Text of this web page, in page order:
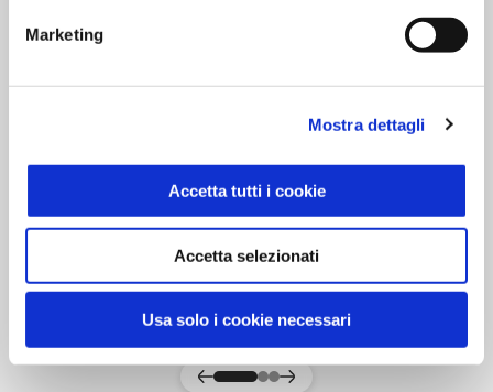
Marketing
Mostra dettagli
Accetta tutti i cookie
Accetta selezionati
Usa solo i cookie necessari
Olio Extra Vergine di Oliva 1 litro
Sisa
SCOPRI IL PRODOTTO